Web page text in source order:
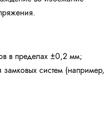
в пределах ±0,2 мм;
систем (например,